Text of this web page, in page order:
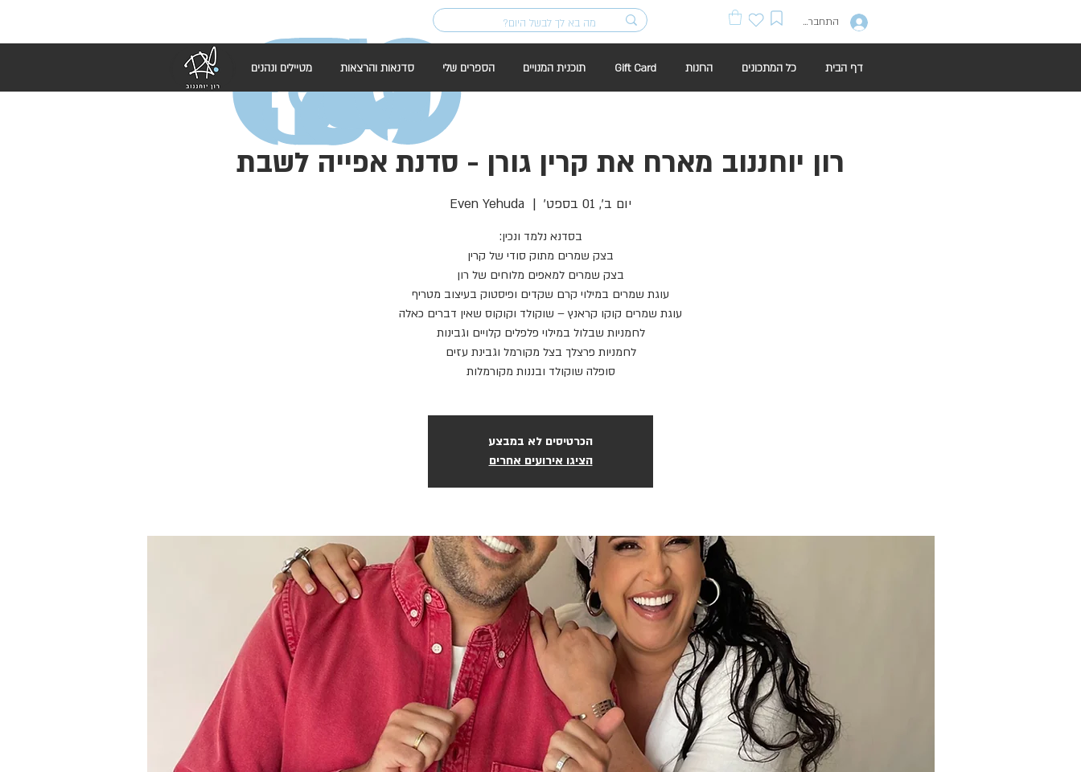
התחברות
דף הבית כל המתכונים החנות Gift Card תוכנית המנויים הספרים שלי סדנאות והרצאות מטיילים ונהנים
רון יוחננוב מארח את קרין גורן - סדנת אפייה לשבת
יום ב׳, 01 בספט׳
  |
Even Yehuda
סופלה שוקולד ובננות מקורמלות
הכרטיסים לא במבצע
הציגו אירועים אחרים